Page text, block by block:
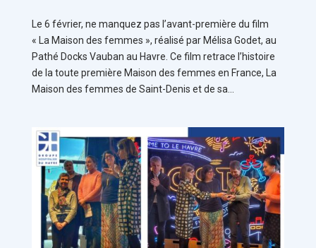
Le 6 février, ne manquez pas l’avant-première du film
« La Maison des femmes », réalisé par Mélisa Godet, au
Pathé Docks Vauban au Havre. Ce film retrace l’histoire
de la toute première Maison des femmes en France, La
Maison des femmes de Saint-Denis et de sa...